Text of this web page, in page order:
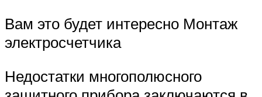
Вам это будет интересно Монтаж
электросчетчика
Недостатки многополюсного